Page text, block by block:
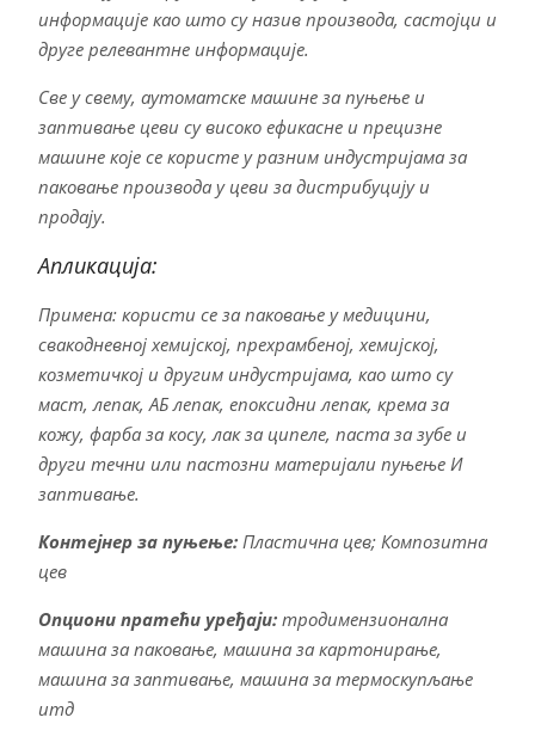
информације као што су назив производа, састојци и
друге релевантне информације.
Све у свему, аутоматске машине за пуњење и
заптивање цеви су високо ефикасне и прецизне
машине које се користе у разним индустријама за
паковање производа у цеви за дистрибуцију и
продају.
Апликација:
Примена: користи се за паковање у медицини,
свакодневној хемијској, прехрамбеној, хемијској,
козметичкој и другим индустријама, као што су
маст, лепак, АБ лепак, епоксидни лепак, крема за
кожу, фарба за косу, лак за ципеле, паста за зубе и
други течни или пастозни материјали пуњење И
заптивање.
Контејнер за пуњење:Пластична цев; Композитна
цев
Опциони пратећи уређаји:тродимензионална
машина за паковање, машина за картонирање,
машина за заптивање, машина за термоскупљање
итд